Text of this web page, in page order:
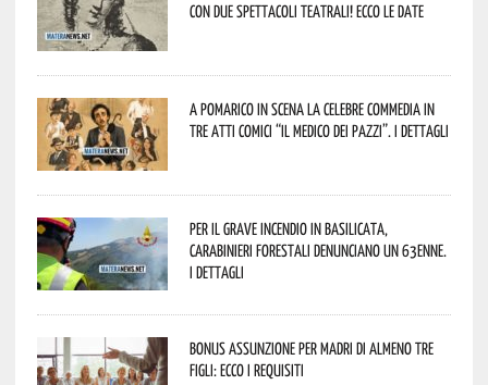
con due spettacoli teatrali! Ecco le date
A Pomarico in scena la celebre commedia in
tre atti comici “Il medico dei pazzi”. I dettagli
Per il grave incendio in Basilicata,
Carabinieri forestali denunciano un 63enne.
I dettagli
Bonus assunzione per madri di almeno tre
figli: ecco i requisiti